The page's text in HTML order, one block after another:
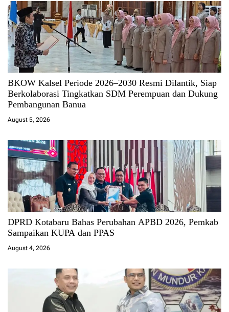
BKOW Kalsel Periode 2026–2030 Resmi Dilantik, Siap
Berkolaborasi Tingkatkan SDM Perempuan dan Dukung
Pembangunan Banua
August 5, 2026
DPRD Kotabaru Bahas Perubahan APBD 2026, Pemkab
Sampaikan KUPA dan PPAS
August 4, 2026